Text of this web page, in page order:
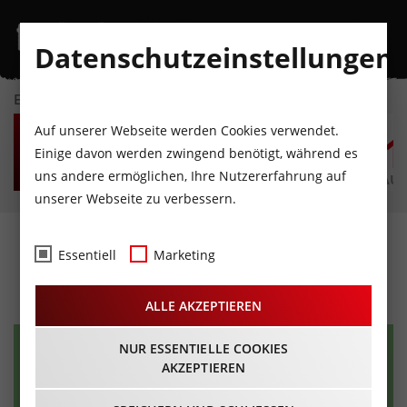
EVENTKALENDER
SA
8
AUGUST
SO
9
AUGUST
MO
10
AUGUST
DI
11
AUGUST
MI
12
AUGUST
Das Fetzig'n Herbstfest
27.09.2026 - Beginn 11:00 Uhr
Datenschutzeinstellungen
Auf unserer Webseite werden Cookies verwendet.
Einige davon werden zwingend benötigt, während es
uns andere ermöglichen, Ihre Nutzererfahrung auf
unserer Webseite zu verbessern.
Essentiell Marketing
ALLE AKZEPTIEREN
NUR ESSENTIELLE COOKIES
AKZEPTIEREN